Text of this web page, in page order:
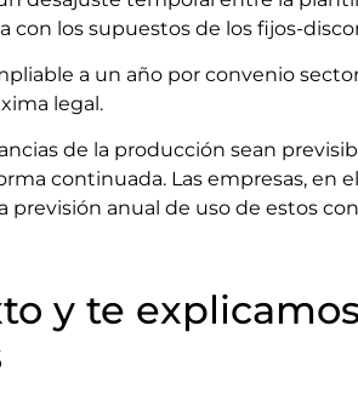
con los supuestos de los fijos-
a un año por convenio
legal.
de la producción sean
continuada. Las empresas, en
previsión anual de uso de estos
y te